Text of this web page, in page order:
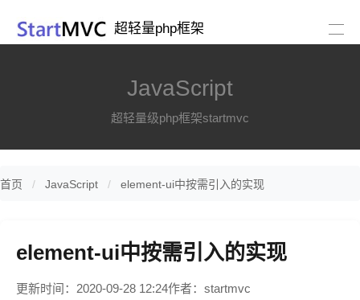
超轻量php框架
JavaScript
超轻量级php框架startmvc
首页 JavaScript element-ui中按需引入的实现
element-ui中按需引入的实现
更新时间：2020-09-28 12:24作者：startmvc